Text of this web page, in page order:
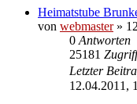
Heimatstube
von webmaster»
0 Antworten
25181
Letzter
12.04.2011,